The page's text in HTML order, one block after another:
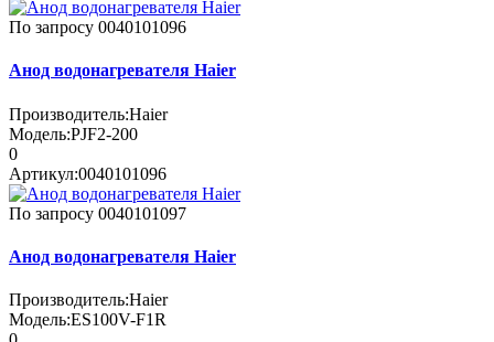
По запросу 0040101096
Анод водонагревателя Haier
Производитель:Haier
Модель:PJF2-200
0
Артикул:0040101096
По запросу 0040101097
Анод водонагревателя Haier
Производитель:Haier
Модель:ES100V-F1R